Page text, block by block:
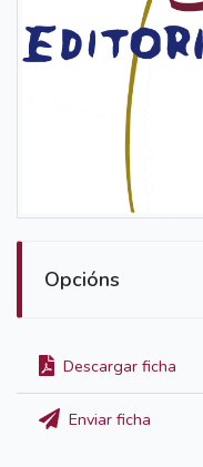
Opcións
Descargar ficha
Enviar ficha